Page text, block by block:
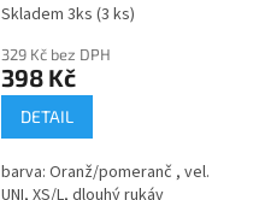
Skladem 3ks (3 ks)
329 Kč bez DPH
398 Kč
DETAIL
barva: Oranž/pomeranč , vel.
UNI, XS/L, dlouhý rukáv